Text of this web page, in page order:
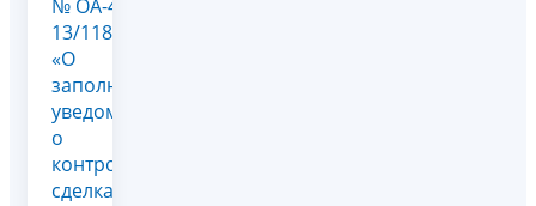
№ ОА-4-
13/11860@
«О
заполнении
уведомлений
о
контролируемых
сделках»